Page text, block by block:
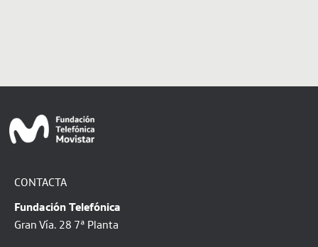
CONTACTA
Fundación Telefónica
Gran Vía. 28 7ª Planta